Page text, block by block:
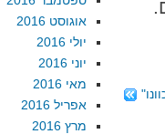
אוגוסט 2016
יולי 2016
יוני 2016
מאי 2016
אפריל 2016
מרץ 2016